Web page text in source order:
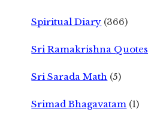
Spiritual Diary (366)
Sri Ramakrishna Quotes
Sri Sarada Math (5)
Srimad Bhagavatam (1)